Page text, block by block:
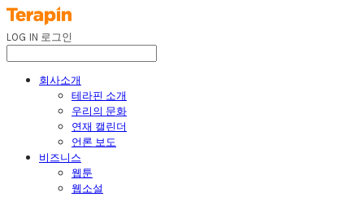
LOG IN 로그인
회사소개
테라핀 소개
우리의 문화
연재 캘린더
언론 보도
비즈니스
웹툰
웹소설